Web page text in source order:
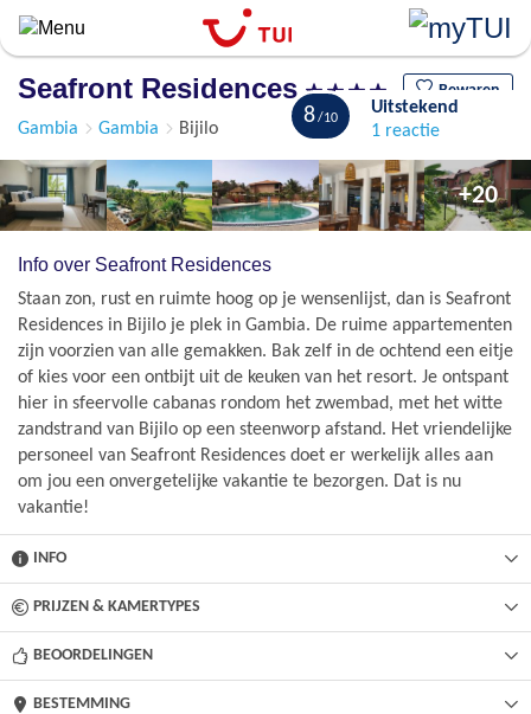
Overslaan
en
de
algemene
gaan
Seafront Residences Bewaren
Gambia Gambia Bijilo
8
Uitstekend
1 reactie
+20
Info over Seafront Residences
Staan zon, rust en ruimte hoog op je wensenlijst, dan is Seafront
Residences in Bijilo je plek in Gambia. De ruime appartementen
zijn voorzien van alle gemakken. Bak zelf in de ochtend een eitje
of kies voor een ontbijt uit de keuken van het resort. Je ontspant
hier in sfeervolle cabanas rondom het zwembad, met het witte
zandstrand van Bijilo op een steenworp afstand. Het vriendelijke
personeel van Seafront Residences doet er werkelijk alles aan
om jou een onvergetelijke vakantie te bezorgen. Dat is nu
vakantie!
INFO
PRIJZEN & KAMERTYPES
BEOORDELINGEN
BESTEMMING